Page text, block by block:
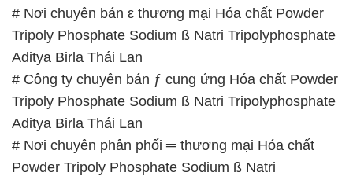
# Nơi chuyên bán ε thương mại Hóa chất Powder
Tripoly Phosphate Sodium ß Natri Tripolyphosphate
Aditya Birla Thái Lan
# Công ty chuyên bán ƒ cung ứng Hóa chất Powder
Tripoly Phosphate Sodium ß Natri Tripolyphosphate
Aditya Birla Thái Lan
# Nơi chuyên phân phối ═ thương mại Hóa chất
Powder Tripoly Phosphate Sodium ß Natri